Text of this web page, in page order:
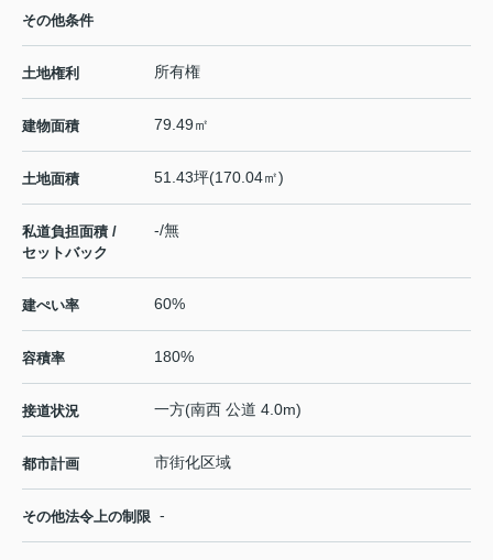
その他条件
土地権利 所有権
建物面積 79.49㎡
土地面積 51.43坪(170.04㎡)
私道負担面積 /
セットバック
-/無
建ぺい率 60%
容積率 180%
接道状況 一方(南西 公道 4.0m)
都市計画 市街化区域
その他法令上の制限 -